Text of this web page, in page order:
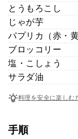
とうもろこし
じゃが芋
パプリカ（赤・黄
ブロッコリー
塩・こしょう
サラダ油
料理を安全に楽しむ
手順